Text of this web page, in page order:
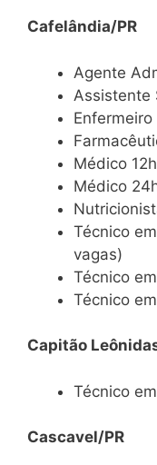
Cafelândia/PR
Agente
Assistente
Enfermeiro
Médico 12h
Médico
Técnico
vagas)
Técnico
Técnico
Capitão
Técnico
Cascavel/PR